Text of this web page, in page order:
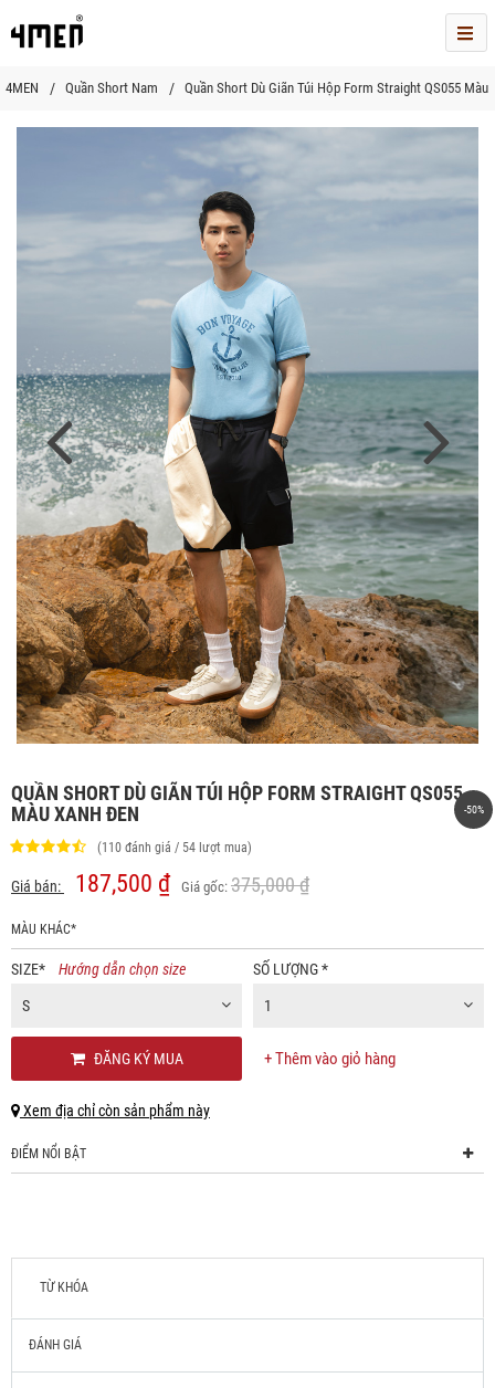
4MEN Quần Short Nam Quần Short Dù Giãn Túi Hộp Form Straight QS055 Màu
-50%
QUẦN SHORT DÙ GIÃN TÚI HỘP FORM STRAIGHT QS055
MÀU XANH ĐEN
(110 đánh giá / 54 lượt mua)
Giá bán: 187,500 ₫ Giá gốc: 375,000 ₫
MÀU KHÁC*
SIZE* Hướng dẫn chọn size
S
SỐ LƯỢNG*
1
ĐĂNG KÝ MUA + Thêm vào giỏ hàng
Xem địa chỉ còn sản phẩm này
ĐIỂM NỔI BẬT
TỪ KHÓA
ĐÁNH GIÁ